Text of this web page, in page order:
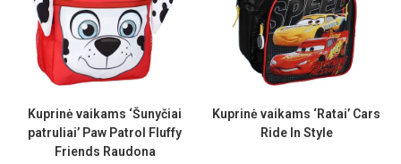
Kuprinė vaikams ‘Šunyčiai
patruliai’ Paw Patrol Fluffy
Friends Raudona
Kuprinė vaikams ‘Ratai’ Cars
Ride In Style